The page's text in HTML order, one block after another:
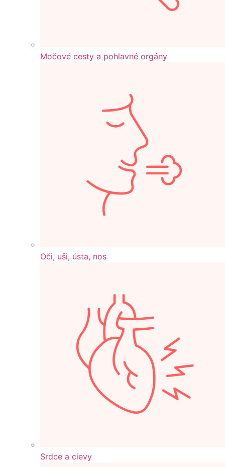
Močové cesty a pohlavné orgány
Oči, uši, ústa, nos
Srdce a cievy